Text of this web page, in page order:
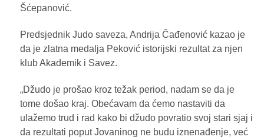
Šćepanović.
Predsjednik Judo saveza, Andrija Čađenović kazao je
da je zlatna medalja Peković istorijski rezultat za njen
klub Akademik i Savez.
„Džudo je prošao kroz težak period, nadam se da je
tome došao kraj. Obećavam da ćemo nastaviti da
ulažemo trud i rad kako bi džudo povratio svoj stari sjaj i
da rezultati poput Jovaninog ne budu iznenađenje, već